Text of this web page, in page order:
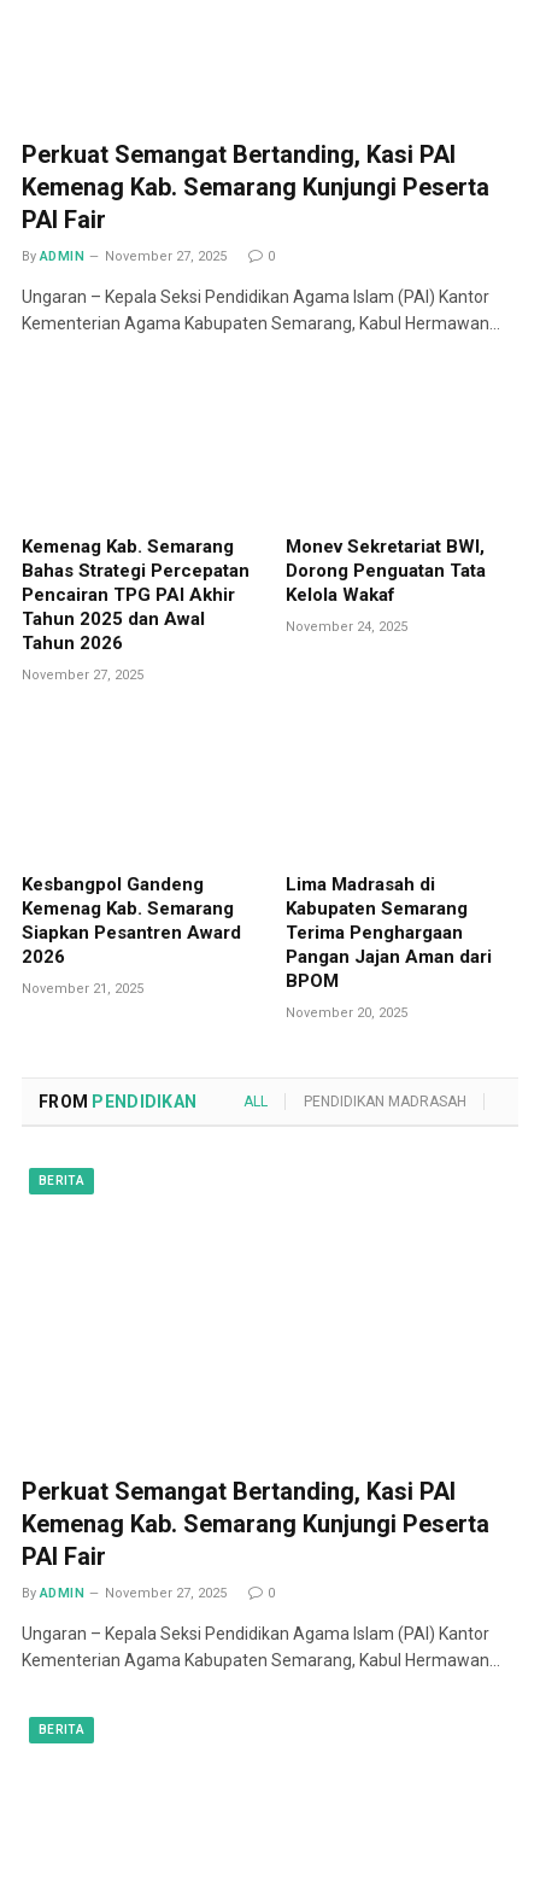
Perkuat Semangat Bertanding, Kasi PAI
Kemenag Kab. Semarang Kunjungi Peserta
PAI Fair
By ADMIN November 27, 2025 0
Ungaran – Kepala Seksi Pendidikan Agama Islam (PAI) Kantor
Kementerian Agama Kabupaten Semarang, Kabul Hermawan…
Kemenag Kab. Semarang
Bahas Strategi Percepatan
Pencairan TPG PAI Akhir
Tahun 2025 dan Awal
Tahun 2026
November 27, 2025
Monev Sekretariat BWI,
Dorong Penguatan Tata
Kelola Wakaf
November 24, 2025
Kesbangpol Gandeng
Kemenag Kab. Semarang
Siapkan Pesantren Award
2026
November 21, 2025
Lima Madrasah di
Kabupaten Semarang
Terima Penghargaan
Pangan Jajan Aman dari
BPOM
November 20, 2025
FROM PENDIDIKAN ALL PENDIDIKAN MADRASAH
BERITA
Perkuat Semangat Bertanding, Kasi PAI
Kemenag Kab. Semarang Kunjungi Peserta
PAI Fair
By ADMIN November 27, 2025 0
Ungaran – Kepala Seksi Pendidikan Agama Islam (PAI) Kantor
Kementerian Agama Kabupaten Semarang, Kabul Hermawan…
BERITA